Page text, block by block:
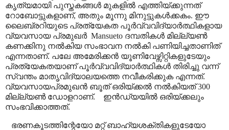
കൃത്യമായി പുസ്തകങ്ങൾ മുകളിൽ എത്തിയ്ക്കുന്നത്
റോബോട്ടുകളാണ്, അതും മൂന്നു മിനുട്ടുകൾക്കകം. ഈ
ലൈബ്രറിയുടെ പ്രത്യേകത പൂർവ്വവിദ്യാർത്ഥികളായ
വ്യവസായ പ്രമുഖർ Mansueto ദമ്പതികൾ മില്ല്യൺ
കണക്കിനു നൽകിയ സംഭാവന നൽകി പണിയിച്ചതാണിത്
എന്നതാണ്. പലേ അമേരിക്കൻ യൂണിവേഴ്സിറ്റികളുടേയും
പ്രത്യേകതയാണ് പൂർവ്വവിദ്യാർത്ഥികൾ തിരിച്ചു വന്ന്
സ്വന്തം മാതൃവിദ്യാലയത്തെ നവീകരിക്കുക എന്നത്.
വ്യവസായപ്രമുഖൻ ബൂത് ഒരിയ്ക്കൽ നൽകിയത് 300
മില്ല്യൺ ഡോളറാണ്.
ഇൻഡ്യയിൽ ഒരിയ്ക്കലും
സംഭവിക്കാത്തത്.
ഭരണകൂടത്തിന്റേയോ മറ്റ് ബാഹ്യശക്തികളുടേയോ